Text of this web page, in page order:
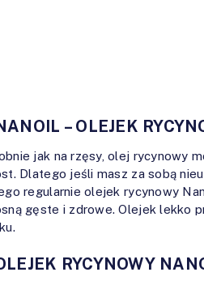
– OLEJEK
jak na rzęsy, olej rycynowy
Dlatego jeśli masz za sobą
regularnie olejek rycynowy
gęste i zdrowe. Olejek lekko
RYCYNOWY